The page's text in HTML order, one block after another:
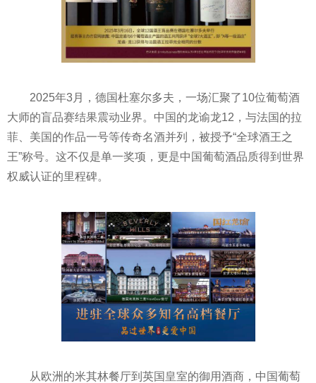
2025年3月，德国杜塞尔多夫，一场汇聚了10位葡萄酒
大师的盲品赛结果震动业界。中国的龙谕龙12，与法国的拉
菲、美国的作品一号等传奇名酒并列，被授予“全球酒王之
王”称号。这不仅是单一奖项，更是中国葡萄酒品质得到世界
权威认证的里程碑。
从欧洲的米其林餐厅到英国皇室的御用酒商，中国葡萄